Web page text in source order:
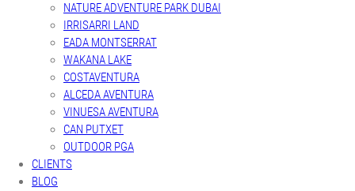
NATURE ADVENTURE PARK DUBAI
IRRISARRI LAND
EADA MONTSERRAT
WAKANA LAKE
COSTAVENTURA
ALCEDA AVENTURA
VINUESA AVENTURA
CAN PUTXET
OUTDOOR PGA
CLIENTS
BLOG